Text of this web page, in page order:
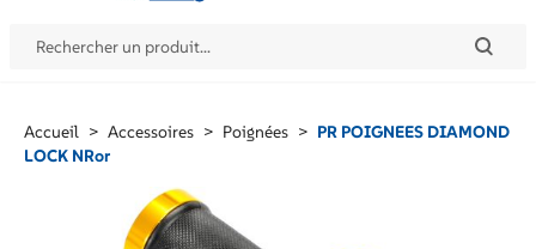
Accueil > Accessoires > Poignées > PR POIGNEES DIAMOND
LOCK NRor